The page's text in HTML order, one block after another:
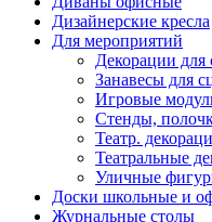
Дизайнерские кресла
Для мероприятий
Декорации
Занавесы для
Игровые
Стенды,
Театр.
Театральные
Уличные
Доски школьные и
Журнальные столы